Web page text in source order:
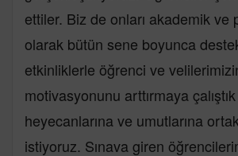
ettiler. Biz de onları akademik ve
olarak bütün sene boyunca
etkinliklerle öğrenci ve
motivasyonunu arttırmaya
heyecanlarına ve umutlarına
istiyoruz. Sınava giren